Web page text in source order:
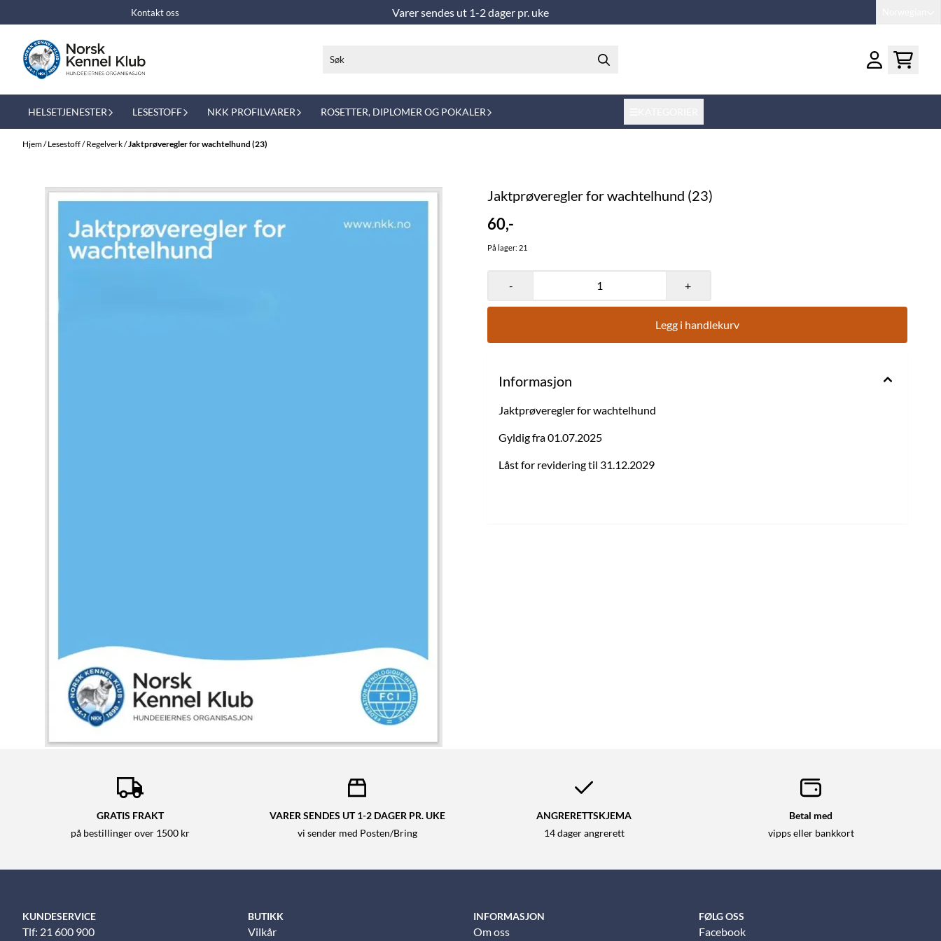
Kontakt oss Varer sendes ut 1-2 dager pr. uke
HELSETJENESTER LESESTOFF NKK PROFILVARER ROSETTER, DIPLOMER OG POKALER
Hjem/Lesestoff/Regelverk/Jaktprøveregler for wachtelhund (23)
Jaktprøveregler for wachtelhund (23)
60,-
På lager: 21
- +
Legg i handlekurv
Informasjon
Jaktprøveregler for wachtelhund
Gyldig fra 01.07.2025
Låst for revidering til 31.12.2029
GRATIS FRAKT
på bestillinger over 1500 kr
VARER SENDES UT 1-2 DAGER PR. UKE
vi sender med Posten/Bring
ANGRERETTSKJEMA
14 dager angrerett
Betal med
vipps eller bankkort
KUNDESERVICE
Tlf: 21 600 900
BUTIKK
Vilkår
INFORMASJON
Om oss
FØLG OSS
Facebook